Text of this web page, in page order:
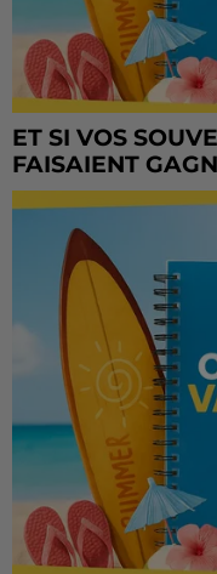
ET SI VOS
FAISAIENT